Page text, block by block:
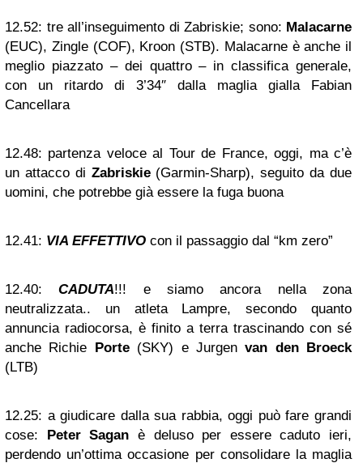
12.52: tre all’inseguimento di Zabriskie; sono: Malacarne
(EUC), Zingle (COF), Kroon (STB). Malacarne è anche il
meglio piazzato – dei quattro – in classifica generale,
con un ritardo di 3’34″ dalla maglia gialla Fabian
Cancellara
12.48: partenza veloce al Tour de France, oggi, ma c’è
un attacco di Zabriskie(Garmin-Sharp), seguito da due
uomini, che potrebbe già essere la fuga buona
12.41: VIA EFFETTIVO con il passaggio dal “km zero”
12.40: CADUTA!!! e siamo ancora nella zona
neutralizzata.. un atleta Lampre, secondo quanto
annuncia radiocorsa, è finito a terra trascinando con sé
anche Richie Porte(SKY) e Jurgenvan den Broeck
(LTB)
12.25: a giudicare dalla sua rabbia, oggi può fare grandi
cose: Peter Sagan è deluso per essere caduto ieri,
perdendo un’ottima occasione per consolidare la maglia